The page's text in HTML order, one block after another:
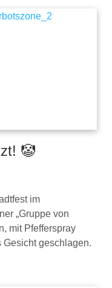
🤡
im
„Gruppe von
mit Pfefferspray
Gesicht geschlagen.